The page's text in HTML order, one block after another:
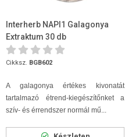
Interherb NAPI1 Galagonya
Extraktum 30 db
Cikksz. BGB602
A galagonya értékes kivonatát
tartalmazó étrend-kiegészítőnket a
szív- és érrendszer normál mű...